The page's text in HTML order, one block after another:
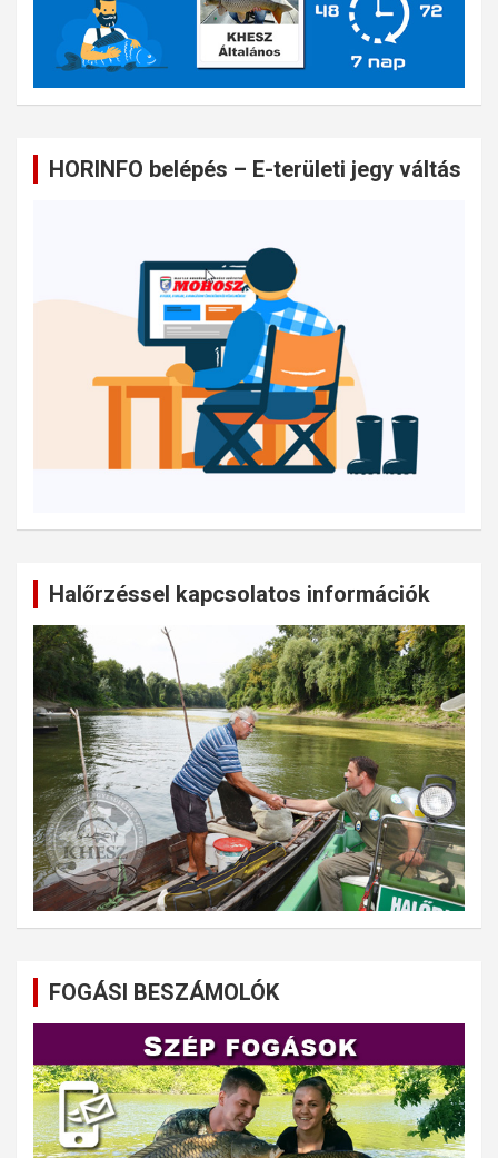
HORINFO belépés – E-területi jegy váltás
Halőrzéssel kapcsolatos információk
FOGÁSI BESZÁMOLÓK